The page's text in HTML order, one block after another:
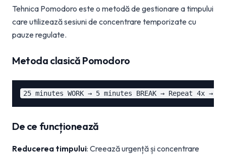
Tehnica Pomodoro este o metodă de gestionare a timpului
care utilizează sesiuni de concentrare temporizate cu
pauze regulate.
Metoda clasică Pomodoro
De ce funcționează
Reducerea timpului: Creează urgență și concentrare